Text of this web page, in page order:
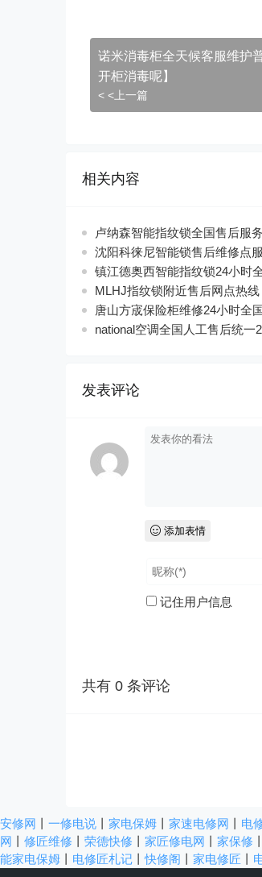
诺米消毒柜全天候客服维护
开柜消毒呢】
< <上一篇
相关内容
卢纳森智能指纹锁全国售后服
沈阳科徕尼智能锁售后维修点
镇江德奥西智能指纹锁24小时
MLHJ指纹锁附近售后网点热线
唐山方宬保险柜维修24小时全
national空调全国人工售后统一
发表评论
添加表情
记住用户信息
共有 0 条评论
安修网 一修电说 家电保姆 家速电修网 电
网
修匠维修 荣德快修 家匠修电网 家保修
能家电保姆
电修匠札记 丨快修阁 家电修匠